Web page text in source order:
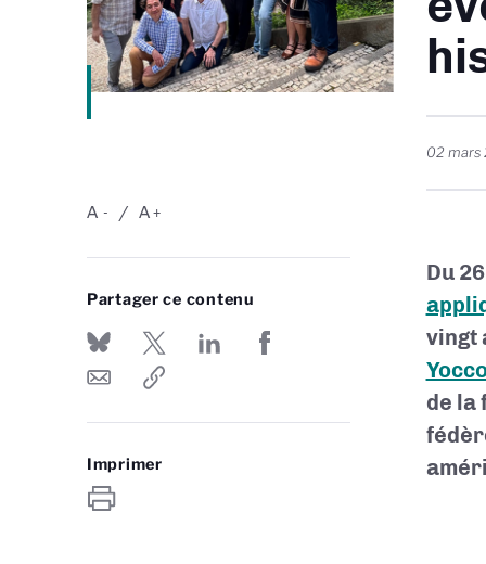
-
A +
A
Partager ce contenu
Imprimer
02 mars
Du
vingt
de la